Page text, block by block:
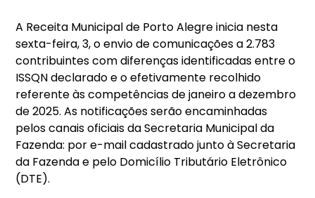
A Receita Municipal de Porto Alegre inicia nesta
sexta-feira, 3, o envio de comunicações a 2.783
contribuintes com diferenças identificadas entre o
ISSQN declarado e o efetivamente recolhido
referente às competências de janeiro a dezembro
de 2025. As notificações serão encaminhadas
pelos canais oficiais da Secretaria Municipal da
Fazenda: por e-mail cadastrado junto à Secretaria
da Fazenda e pelo Domicílio Tributário Eletrônico
(DTE).